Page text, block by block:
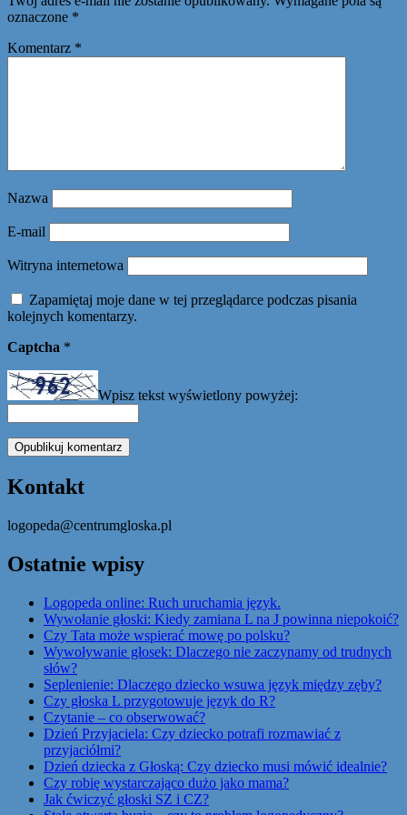
oznaczone *
Komentarz *
Nazwa
E-mail
Witryna internetowa
Zapamiętaj moje dane w tej przeglądarce podczas pisania
kolejnych komentarzy.
Captcha *
Wpisz tekst wyświetlony powyżej:
Kontakt
logopeda@centrumgloska.pl
Ostatnie wpisy
Logopeda online: Ruch uruchamia język.
Wywołanie głoski: Kiedy zamiana L na J powinna niepokoić?
Czy Tata może wspierać mowę po polsku?
Wywoływanie głosek: Dlaczego nie zaczynamy od trudnych
słów?
Seplenienie: Dlaczego dziecko wsuwa język między zęby?
Czy głoska L przygotowuje język do R?
Czytanie – co obserwować?
Dzień Przyjaciela: Czy dziecko potrafi rozmawiać z
przyjaciółmi?
Dzień dziecka z Głoską: Czy dziecko musi mówić idealnie?
Czy robię wystarczająco dużo jako mama?
Jak ćwiczyć głoski SZ i CZ?